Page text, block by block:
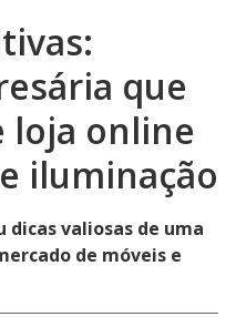
que
loja online
iluminação
dicas valiosas de uma
de móveis e